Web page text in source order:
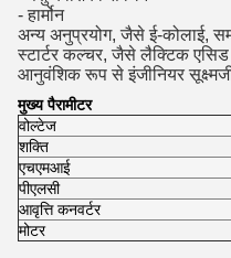
- हार्मोन
अन्य अनुप्रयोग, जैसे ई-कोलाई,
स्टार्टर कल्चर, जैसे लैक्टिक एसिड
आनुवंशिक रूप से इंजीनियर
मुख्य पैरामीटर
वोल्टेज
शक्ति
एचएमआई
पीएलसी
आवृत्ति कनवर्टर
मोटर